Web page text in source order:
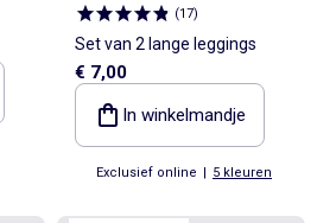
(17)
Set van 2 lange leggings
€ 7,00
In winkelmandje
Exclusief online | 5 kleuren